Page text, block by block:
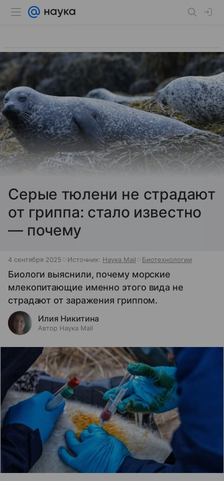
Серые тюлени не страдают
от гриппа: стало известно
— почему
4 сентября 2025 Источник: Наука Mail Биотехнологии
Биологи выяснили, почему морские
млекопитающие именно этого вида не
страдают от заражения гриппом.
Илия Никитина
Автор Наука Mail